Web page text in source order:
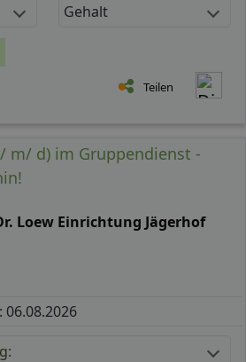
Gehalt
Teilen
m/ d) im Gruppendienst -
Loew Einrichtung Jägerhof